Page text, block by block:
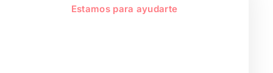
Estamos para ayudarte